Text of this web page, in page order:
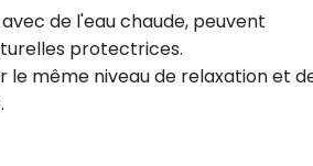
de l'eau chaude, peuvent
protectrices.
le même niveau de relaxation et
des informations sur le terminal
utilisez. Pour en savoir plus sur ces
voir notrepolitique de
Je reçois mon cadeau !